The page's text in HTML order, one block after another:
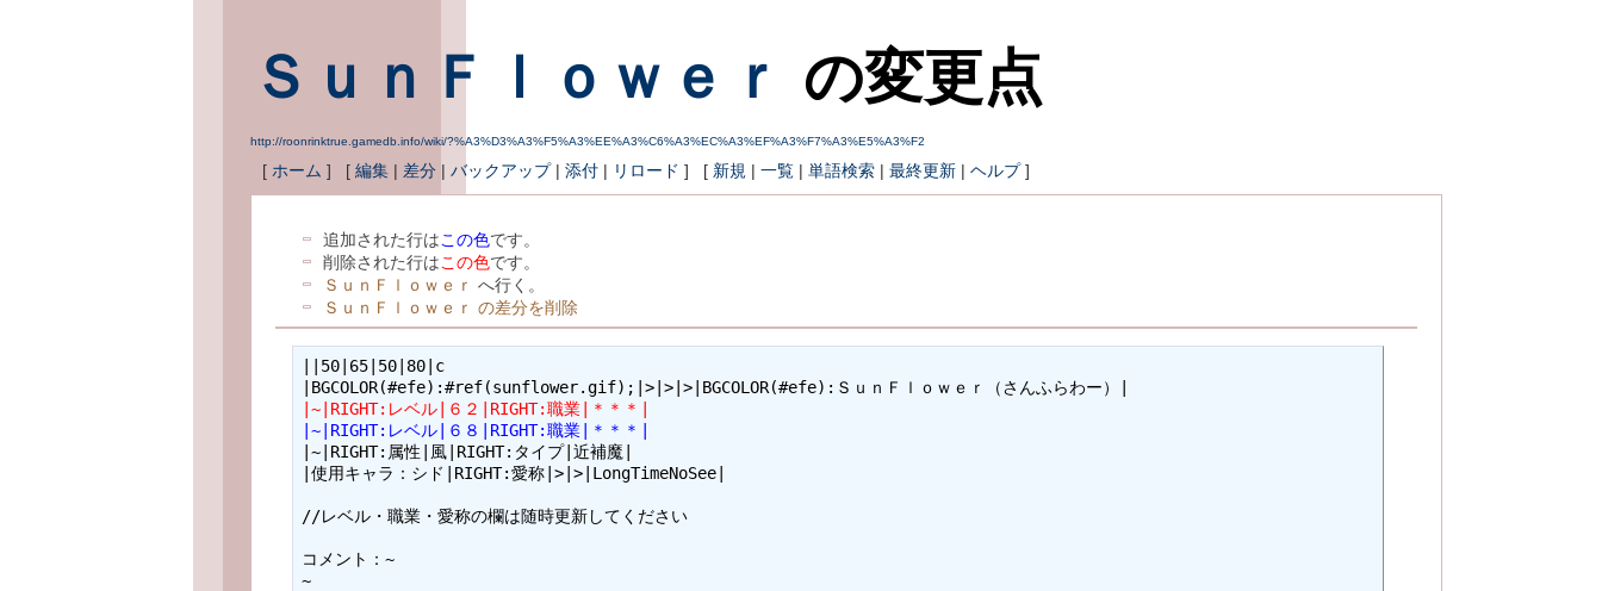
ＳｕｎＦｌｏｗｅｒ の変更点
http://roonrinktrue.gamedb.info/wiki/?%A3%D3%A3%F5%A3%EE%A3%C6%A3%EC%A3%EF%A3%F7%A3%E5%A3%F2
[ ホーム ] [ 編集 | 差分 | バックアップ| 添付 | リロード ] [ 新規 | 一覧 | 単語検索 | 最終更新 | ヘルプ]
追加された行はこの色です。
削除された行はこの色です。
ＳｕｎＦｌｏｗｅｒ へ行く。
ＳｕｎＦｌｏｗｅｒ の差分を削除
||50|65|50|80|c
|~|RIGHT:レベル|６２|RIGHT:職業|＊＊＊|
|~|RIGHT:レベル|６８|RIGHT:職業|＊＊＊|
|~|RIGHT:属性|風|RIGHT:タイプ|近補魔|
|使用キャラ：シド|RIGHT:愛称|>|>|LongTimeNoSee|
//レベル・職業・愛称の欄は随時更新してください
コメント：~
~